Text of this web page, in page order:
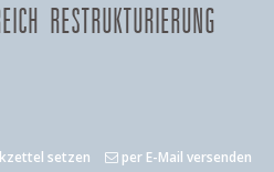
RESTRUKTURIERUNG
setzen per E-Mail versenden